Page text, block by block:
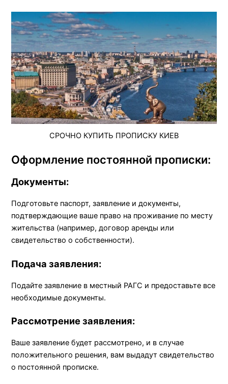
СРОЧНО КУПИТЬ ПРОПИСКУ КИЕВ
Оформление постоянной прописки:
Документы:
Подготовьте паспорт, заявление и документы,
подтверждающие ваше право на проживание по месту
жительства (например, договор аренды или
свидетельство о собственности).
Подача заявления:
Подайте заявление в местный РАГС и предоставьте все
необходимые документы.
Рассмотрение заявления:
Ваше заявление будет рассмотрено, и в случае
положительного решения, вам выдадут свидетельство
о постоянной прописке.